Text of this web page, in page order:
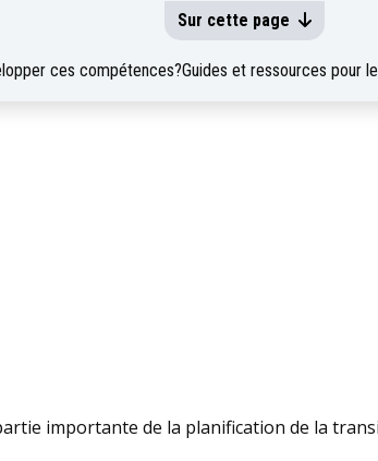
Sur cette page
ces compétences?Guides et ressources pour
importante de la planification de la